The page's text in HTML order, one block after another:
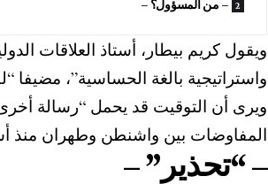
– من المسؤول؟ –
ويقول كريم بيطار، أستاذ العلاقات
واستراتيجية بالغة الحساسية”، مضيفا
ويرى أن التوقيت قد يحمل “رسالة أخرى
المفاوضات بين واشنطن وطهران منذ
– “تحذير” –